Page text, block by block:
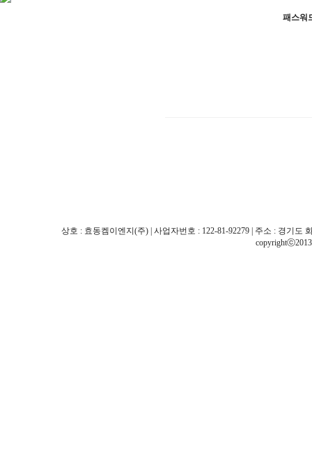
패스워
상호 : 효동켐이엔지(주) | 사업자번호 : 122-81-92279 | 주소 : 경기도